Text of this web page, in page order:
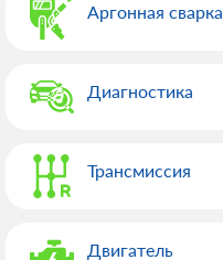
Аргонная сварка
Диагностика
Трансмиссия
Двигатель